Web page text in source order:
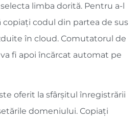
limba dorită. Pentru a-l
copiați codul din partea de sus
în cloud. Comutatorul de
fi apoi încărcat automat pe
oferit la sfârșitul înregistrării
domeniului. Copiați